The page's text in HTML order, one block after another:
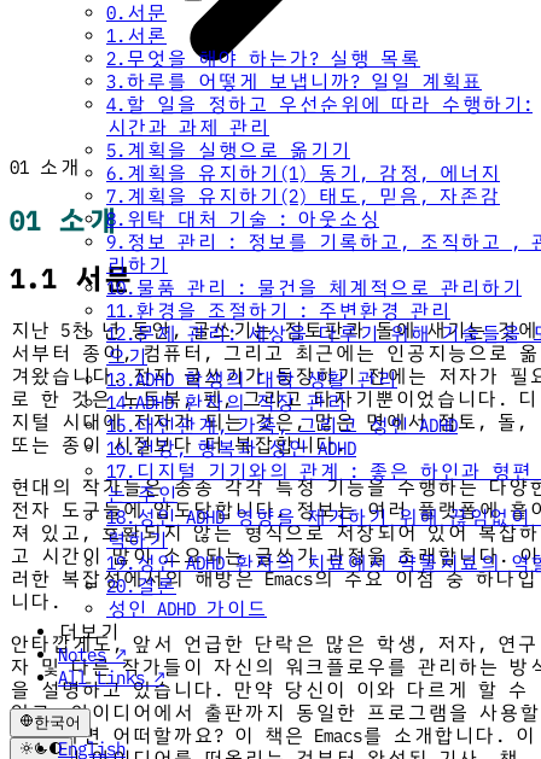
0.서문
1.서론
2.무엇을 해야 하는가? 실행 목록
3.하루를 어떻게 보냅니까? 일일 계획표
4.할 일을 정하고 우선순위에 따라 수행하기:
시간과 과제 관리
5.계획을 실행으로 옮기기
6.계획을 유지하기(1) 동기, 감정, 에너지
7.계획을 유지하기(2) 태도, 믿음, 자존감
8.위탁 대처 기술 : 아웃소싱
9.정보 관리 : 정보를 기록하고, 조직하고 ,
리하기
10.물품 관리 : 물건을 체계적으로 관리하기
11.환경을 조절하기 : 주변환경 관리
12.문제 관리: 세상을 다루기 위해 기술들을
으기
13.ADHD 학생의 대학 생활 관리
14.ADHD 환자의 직장 관리
15.대인관계, 가족, 그리고 성인 ADHD
16.건강, 행복과 성인 ADHD
17.디지털 기기와의 관계 : 좋은 하인과 형편
는 주인
18.성인 ADHD 영향을 제거하기 위해 끊임없이
력하기
19.성인 ADHD 환자의 치료에서 약물치료의 역
20.결론
성인 ADHD 가이드
더보기
Notes ↗
All Links ↗
한국어
English
01 소개
01 소개
1.1 서문
지난 5천 년 동안, 글쓰기는 점토판과 돌에 새기는 것에
서부터 종이, 컴퓨터, 그리고 최근에는 인공지능으로 옮
겨왔습니다. 전자 글쓰기가 등장하기 전에는 저자가 필
로 한 것은 노트북, 펜, 그리고 타자기뿐이었습니다. 디
지털 시대에 저자가 되는 것은, 많은 면에서 점토, 돌,
또는 종이 시절보다 더 복잡합니다.
현대의 작가들은 종종 각각 특정 기능을 수행하는 다양
전자 도구들에 압도당합니다. 정보는 여러 플랫폼에 흩
져 있고, 호환되지 않는 형식으로 저장되어 있어 복잡하
고 시간이 많이 소요되는 글쓰기 과정을 초래합니다. 이
러한 복잡성에서의 해방은 Emacs의 주요 이점 중 하나입
니다.
안타깝게도, 앞서 언급한 단락은 많은 학생, 저자, 연구
자 및 다른 작가들이 자신의 워크플로우를 관리하는 방
을 설명하고 있습니다. 만약 당신이 이와 다르게 할 수
있고, 아이디어에서 출판까지 동일한 프로그램을 사용할
수 있다면 어떠할까요? 이 책은 Emacs를 소개합니다. 이